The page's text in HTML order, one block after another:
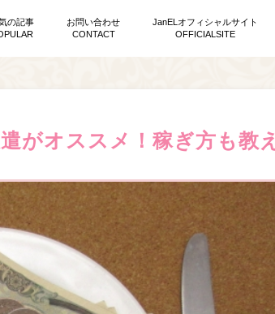
の記事
お問い合わせ
CONTACT
JanELオフィシャルサイト
OFFICIALSITE
がオススメ！稼ぎ方も教え